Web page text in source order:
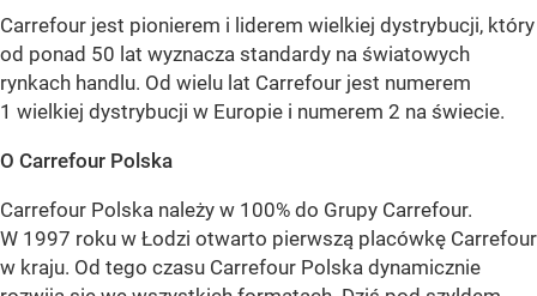
Carrefour jest pionierem i liderem wielkiej dystrybucji, który
od ponad 50 lat wyznacza standardy na światowych
rynkach handlu. Od wielu lat Carrefour jest numerem
1 wielkiej dystrybucji w Europie i numerem 2 na świecie.
O Carrefour Polska
Carrefour Polska należy w 100% do Grupy Carrefour.
W 1997 roku w Łodzi otwarto pierwszą placówkę Carrefour
w kraju. Od tego czasu Carrefour Polska dynamicznie